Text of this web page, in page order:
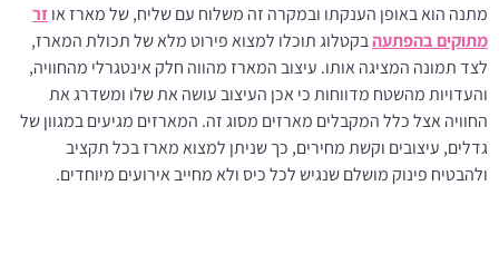
מתנה הוא באופן הענקתו ובמקרה זה משלוח עם שליח, של מארז אוזר
מתוקים בהפתעהבקטלוג תוכלו למצוא פירוט מלא של תכולת המארז,
לצד תמונה המציגה אותו. עיצוב המארז מהווה חלק אינטגרלי מהחוויה,
והעדויות מהשטח מדווחות כי אכן העיצוב עושה את שלו ומשדרג את
החוויה אצל כלל המקבלים מארזים מסוג זה. המארזים מגיעים במגוון של
גדלים, עיצובים וקשת מחירים, כך שניתן למצוא מארז בכל תקציב
ולהבטיח פינוק מושלם שנגיש לכל כיס ולא מחייב אירועים מיוחדים.